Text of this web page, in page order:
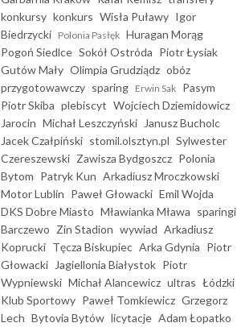
konkursy konkurs Wisła Puławy Igor
Biedrzycki Polonia Pasłęk Huragan Morąg
Pogoń Siedlce Sokół Ostróda Piotr Łysiak
Gutów Mały Olimpia Grudziądz obóz
przygotowawczy sparing Erwin Sak Pasym
Piotr Skiba plebiscyt Wojciech Dziemidowicz
Jarocin Michał Leszczyński
Janusz Bucholc
Jacek Czałpiński stomil.olsztyn.pl Sylwester
Czereszewski Zawisza Bydgoszcz Polonia
Bytom Patryk Kun Arkadiusz Mroczkowski
Motor Lublin Paweł Głowacki Emil Wojda
DKS Dobre Miasto Mławianka Mława sparingi
Barczewo Zin Stadion wywiad Arkadiusz
Koprucki Tęcza Biskupiec Arka Gdynia Piotr
Głowacki
Jagiellonia Białystok Piotr
Wypniewski Michał Alancewicz ultras Łódzki
Klub Sportowy Paweł Tomkiewicz Grzegorz
Lech Bytovia Bytów licytacje Adam Łopatko